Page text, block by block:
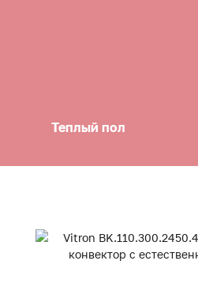
Теплый пол